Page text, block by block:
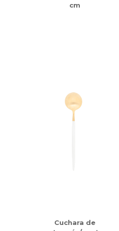
cm
Cuchara de